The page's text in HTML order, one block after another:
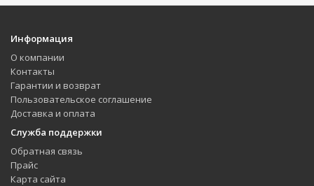
Информация
О компании
Контакты
Гарантии и возврат
Пользовательское соглашение
Доставка и оплата
Служба поддержки
Обратная связь
Прайс
Карта сайта